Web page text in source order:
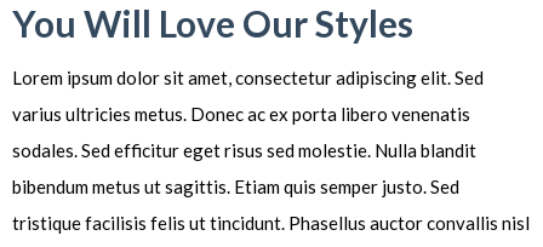
You Will Love Our Styles
Lorem ipsum dolor sit amet, consectetur adipiscing elit. Sed
varius ultricies metus. Donec ac ex porta libero venenatis
sodales. Sed efficitur eget risus sed molestie. Nulla blandit
bibendum metus ut sagittis. Etiam quis semper justo. Sed
tristique facilisis felis ut tincidunt. Phasellus auctor convallis nisl